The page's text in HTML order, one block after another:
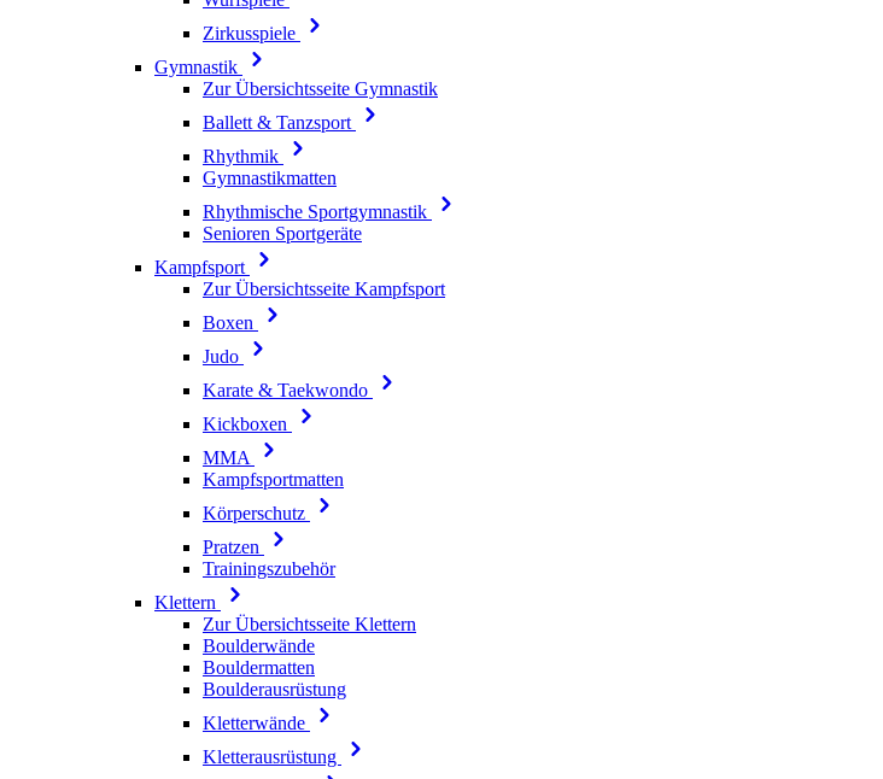
Zirkusspiele
Gymnastik
Zur Übersichtsseite Gymnastik
Ballett & Tanzsport
Rhythmik
Gymnastikmatten
Rhythmische Sportgymnastik
Senioren Sportgeräte
Kampfsport
Zur Übersichtsseite Kampfsport
Boxen
Judo
Karate & Taekwondo
Kickboxen
MMA
Kampfsportmatten
Körperschutz
Pratzen
Trainingszubehör
Klettern
Zur Übersichtsseite Klettern
Boulderwände
Bouldermatten
Boulderausrüstung
Kletterwände
Kletterausrüstung